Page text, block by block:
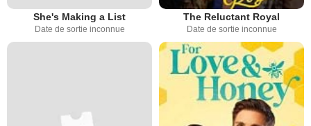
She's Making a List
Date de sortie inconnue
The Reluctant Royal
Date de sortie inconnue